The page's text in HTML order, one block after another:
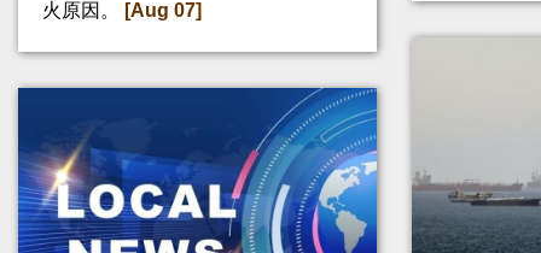
火原因。
[Aug 07]